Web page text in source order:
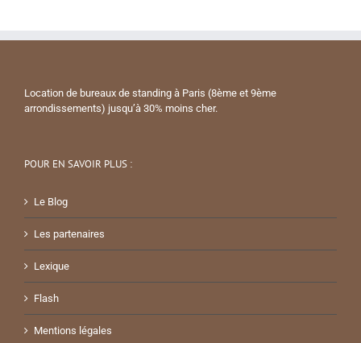
Location de bureaux de standing à Paris (8ème et 9ème
arrondissements) jusqu’à 30% moins cher.
POUR EN SAVOIR PLUS :
Le Blog
Les partenaires
Lexique
Flash
Mentions légales